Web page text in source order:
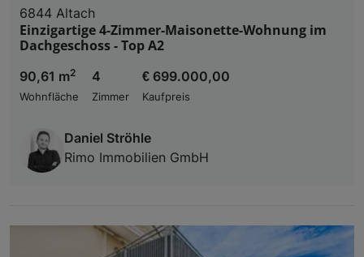
6844 Altach
Einzigartige 4-Zimmer-Maisonette-Wohnung im
Dachgeschoss - Top A2
90,61 m2
Wohnfläche
4
Zimmer
€ 699.000,00
Kaufpreis
Daniel Ströhle
Rimo Immobilien GmbH